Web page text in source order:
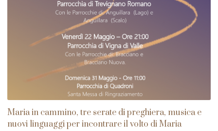
Maria in cammino, tre serate di preghiera, musica e
nuovi linguaggi per incontrare il volto di Maria